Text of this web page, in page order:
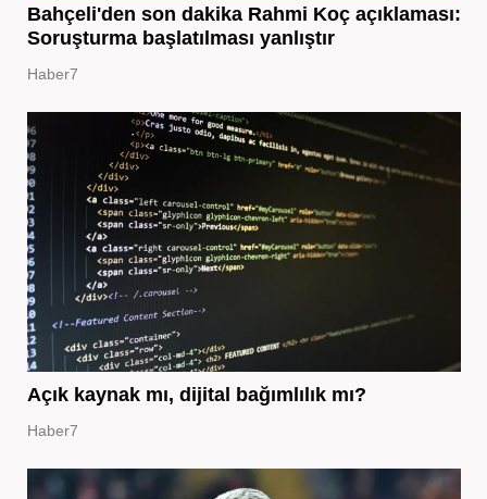
Bahçeli'den son dakika Rahmi Koç açıklaması:
Soruşturma başlatılması yanlıştır
Haber7
Açık kaynak mı, dijital bağımlılık mı?
Haber7